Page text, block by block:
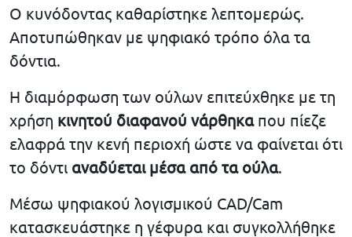
Ο κυνόδοντας καθαρίστηκε λεπτομερώς.
Αποτυπώθηκαν με ψηφιακό τρόπο όλα τα
δόντια.
Η διαμόρφωση των ούλων επιτεύχθηκε με τη
χρήση κινητού διαφανού νάρθηκαπου πίεζε
ελαφρά την κενή περιοχή ώστε να φαίνεται ότι
το δόντι αναδύεται μέσα από τα ούλα.
Μέσω ψηφιακού λογισμικού CAD/Cam
κατασκευάστηκε η γέφυρα και συγκολλήθηκε